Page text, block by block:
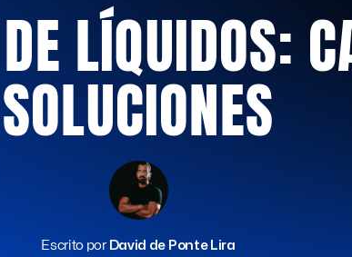
LÍQUIDOS:
SOLUCIONES
Escrito porDavid de Ponte Lira